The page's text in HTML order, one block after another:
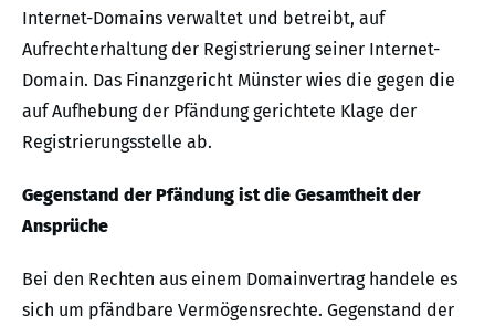
Internet-Domains verwaltet und betreibt, auf
Aufrechterhaltung der Registrierung seiner Internet-
Domain. Das Finanzgericht Münster wies die gegen die
auf Aufhebung der Pfändung gerichtete Klage der
Registrierungsstelle ab.
Gegenstand der Pfändung ist die Gesamtheit der
Ansprüche
Bei den Rechten aus einem Domainvertrag handele es
sich um pfändbare Vermögensrechte. Gegenstand der